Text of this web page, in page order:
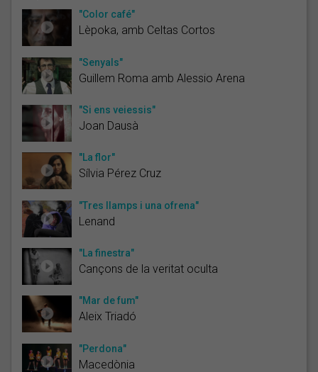
"Color café"
Lèpoka, amb Celtas Cortos
"Senyals"
Guillem Roma amb Alessio Arena
"Si ens veiessis"
Joan Dausà
"La flor"
Sílvia Pérez Cruz
"Tres llamps i una ofrena"
Lenand
"La finestra"
Cançons de la veritat oculta
"Mar de fum"
Aleix Triadó
"Perdona"
Macedònia